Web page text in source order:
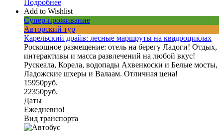
Подробнее
Add to Wishlist
Супер-проживание
Авторский тур
Карельский драйв: лесные маршруты на квадроциклах
Роскошное размещение: отель на берегу Ладоги! Отдых,
интерактивы и масса развлечений на любой вкус!
Рускеала, Корела, водопады Ахвенкоски и Белые мосты,
Ладожские шхеры и Валаам. Отличная цена!
15950руб.
22350руб.
Даты
Ежедневно!
Вид транспорта